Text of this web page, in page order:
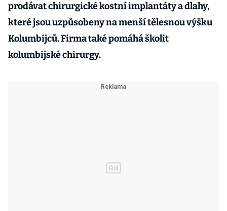
prodávat chirurgické kostní implantáty a dlahy,
které jsou uzpůsobeny na menší tělesnou výšku
Kolumbijců. Firma také pomáhá školit
kolumbijské chirurgy.